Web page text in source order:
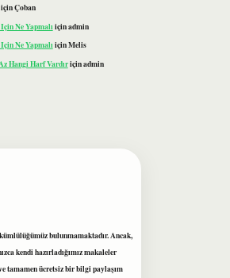
Çoban
Ne Yapmalı içinadmin
Ne YapmalıiçinMelis
Hangi Harf Vardıriçinadmin
bulunmamaktadır. Ancak,
kendi hazırladığımız makaleler
tamamen ücretsiz bir bilgi paylaşım